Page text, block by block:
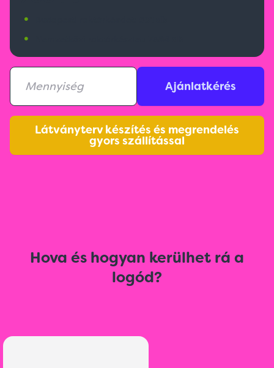
•
•
Ajánlatkérés
Látványterv készítés és megrendelés
gyors szállítással
Hova és hogyan kerülhet rá a
logód?